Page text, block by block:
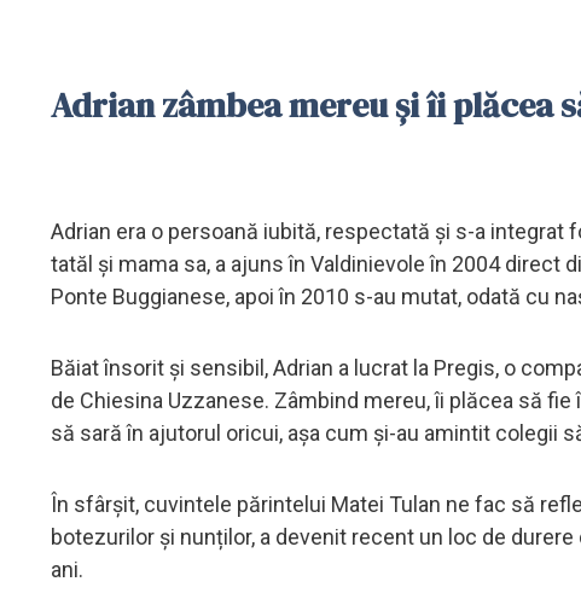
Adrian zâmbea mereu și îi plăcea
Adrian era o persoană iubită, respectată și s-a integrat
tatăl și mama sa, a ajuns în Valdinievole în 2004 direct
Ponte Buggianese, apoi în 2010 s-au mutat, odată cu
Băiat însorit și sensibil, Adrian a lucrat la Pregis, o
de Chiesina Uzzanese. Zâmbind mereu, îi plăcea să
să sară în ajutorul oricui, așa cum și-au amintit colegii
În sfârșit, cuvintele părintelui Matei Tulan ne fac să
botezurilor și nunților, a devenit recent un loc de
ani.